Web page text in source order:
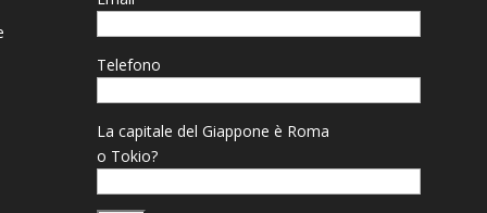
Telefono
La capitale del Giappone è Roma
o Tokio?